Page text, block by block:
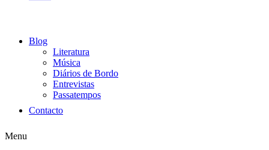
Blog
Literatura
Música
Diários de Bordo
Entrevistas
Passatempos
Contacto
Menu